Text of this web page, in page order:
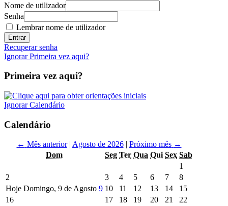
Nome de utilizador
Senha
Lembrar nome de utilizador
Recuperar senha
Ignorar Primeira vez aqui?
Primeira vez aqui?
Ignorar Calendário
Calendário
← Mês anterior| Agosto de 2026| Próximo mês →
Dom
Seg Ter Qua Qui Sex Sab
1
2
3 4 5 6 7
8
Hoje Domingo, 9 de Agosto 9 10 11 12 13 14
15
16
17 18 19 20 21
22